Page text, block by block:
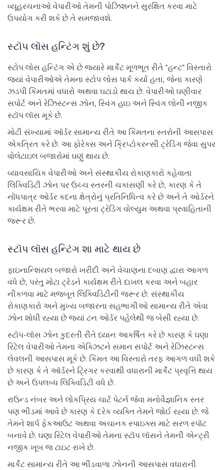
વ્યૂહરચનાઓ વેપારીઓ તેમની પોઝિશનને સુરક્ષિત કરવા માટે
ઉપયોગ કરી શકે છે તે સમજાવશે.
સ્ટૉપ લૉસ હન્ટિંગ શું છે?
સ્ટોપ લોસ હન્ટિંગ એ છે જ્યારે માર્કેટ મૂળભૂત રીતે "હન્ટ" વિસ્તારો
જ્યાં વેપારીઓએ તેમના સ્ટોપ લોસ પાર્ક કર્યા હતા, જેના કારણે
ઝડપી કિંમતમાં વધારો અથવા ઘટાડો થાય છે. વેપારીઓ ઘણીવાર
સપોર્ટ અને રેઝિસ્ટન્સ ઝોન, સ્વિંગ હાઇ અને સ્વિંગ લોની નજીક
સ્ટૉપ લૉસ મૂકે છે.
મોટી સંખ્યામાં ઑર્ડર સામાન્ય રીતે આ કિંમતના સ્તરોની આસપાસ
એકત્રિત કરે છે. આ ફોરેક્સ અને ક્રિપ્ટોકરન્સી ટ્રેડિંગ જેવા સુપર
વોલેટાઇલ બજારોમાં ઘણું થાય છે.
વ્યાવસાયિક વેપારીઓ અને સંસ્થાકીય રોકાણકારો કહેવાતા
લિક્વિડિટી ઝોન પર ઉચ્ચ સ્તરની ચકાસણી કરે છે, કારણ કે તે
નોંધપાત્ર ઓર્ડર કદના ક્ષેત્રોનું પ્રતિનિધિત્વ કરે છે અને તે ઓર્ડરને
કાર્યક્ષમ રીતે ભરવા માટે પૂરતા ટ્રેડિંગ વોલ્યુમ અથવા પ્રવાહિતાની
જરૂર છે.
સ્ટૉપ લૉસ હન્ટિંગ શા માટે થાય છે
ફાઇનાન્શિયલ બજારો ખરીદી અને વેચાણના દબાણ દ્વારા આગળ
વધે છે, પરંતુ મોટા ટ્રેડને કાર્યક્ષમ રીતે દાખલ કરવા અને બહાર
નીકળવા માટે મજબૂત લિક્વિડિટીની જરૂર છે. સંસ્થાકીય
રોકાણકારો અને મુખ્ય બજારના સહભાગીઓ સામાન્ય રીતે એવા
ઝોન શોધી રહ્યા છે જ્યાં ટન ઓર્ડર પહેલેથી જ બેસી રહ્યા છે.
સ્ટૉપ-લૉસ ઝોન કુદરતી રીતે ધ્યાન આકર્ષિત કરે છે કારણ કે ઘણા
રિટેલ વેપારીઓ તેમના એક્ઝિટને સમાન સપોર્ટ અને રેઝિસ્ટન્સ
લેવલની આસપાસ મૂકે છે. કિંમત આ વિસ્તારો તરફ આગળ વધી શકે
છે કારણ કે તે ઑર્ડરને ટ્રિગર કરવાથી વધારાની માર્કેટ પ્રવૃત્તિ થાય
છે અને ઉપલબ્ધ લિક્વિડિટી વધે છે.
રાઉન્ડ નંબર અને લોકપ્રિય ચાર્ટ પેટર્ન જેવા મનોવૈજ્ઞાનિક સ્તર
પણ ભીડમાં આવે છે કારણ કે દરેક વ્યક્તિ તેમને જોઈ રહ્યા છે. જે
તેમને શાર્પ ફેકઆઉટ અથવા અચાનક સ્પાઇક્સ માટે સરળ સ્પૉટ
બનાવે છે. ઘણા રિટેલ વેપારીઓ તેમના સ્ટૉપ લૉસને તેમની એન્ટ્રી
નજીક ખૂબ જ ટાઇટ રાખે છે.
માર્કેટ સામાન્ય રીતે આ ભીડવાળા ઝોનની આસપાસ વધારાની